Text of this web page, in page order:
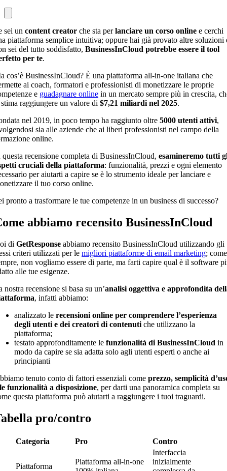
sei un content creator che sta perlanciare un corso online e cerchi
piattaforma semplice intuitiva; oppure hai già provato altre soluzioni
sei del tutto soddisfatto, BusinessInCloud potrebbe essere il tool
per te.
cos’è BusinessInCloud? È una piattaforma all-in-one italiana che
ai coach, formatori e professionisti di monetizzare le proprie
e guadagnare online in un mercato sempre più in crescita,
raggiungere un valore di $7,21 miliardi nel 2025.
nel 2019, in poco tempo ha raggiunto oltre 5000 utenti attivi,
sia alle aziende che ai liberi professionisti nel campo della
online.
questa recensione completa di BusinessInCloud, esamineremo tutti
cruciali della piattaforma: funzionalità, prezzi e ogni elemento
per aiutarti a capire se è lo strumento ideale per lanciare e
il tuo corso online.
pronto a trasformare le tue competenze in un business di successo?
abbiamo recensito BusinessInCloud
di GetResponse abbiamo recensito BusinessInCloud utilizzando gli
criteri utilizzati per le migliori piattaforme di email marketing; come
non vogliamo essere di parte, ma farti capire qual è il software
alle tue esigenze.
nostra recensione si basa su un’analisi oggettiva e approfondita
, infatti abbiamo:
analizzato le recensioni online per comprendere l’esperienza
degli utenti e dei creatori di contenuti che utilizzano la
piattaforma;
testato approfonditamente le funzionalità di BusinessInCloud in
modo da capire se sia adatta solo agli utenti esperti o anche ai
principianti
tenuto conto di fattori essenziali come prezzo, semplicità
funzionalità a disposizione, per darti una panoramica completa su
questa piattaforma può aiutarti a raggiungere i tuoi traguardi.
pro/contro
Categoria Pro Contro
Piattaforma
Piattaforma all-in-one
Interfaccia
inizialmente